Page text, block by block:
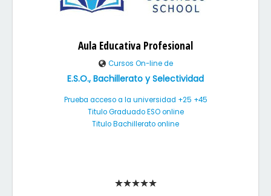
Aula Educativa Profesional
Cursos On-line de
E.S.O., Bachillerato y Selectividad
Prueba acceso a la universidad +25 +45
Titulo Graduado ESO online
Titulo Bachillerato online